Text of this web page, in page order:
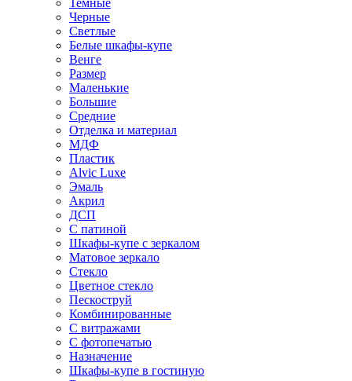
Темные
Черные
Светлые
Белые шкафы-купе
Венге
Размер
Маленькие
Большие
Средние
Отделка и материал
МДФ
Пластик
Alvic Luxe
Эмаль
Акрил
ДСП
С патиной
Шкафы-купе с зеркалом
Матовое зеркало
Стекло
Цветное стекло
Пескоструй
Комбинированные
С витражами
С фотопечатью
Назначение
Шкафы-купе в гостиную